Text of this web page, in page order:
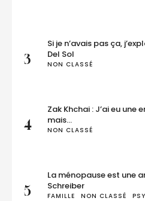
3
Si je n’avais pas ça,
Del Sol
NON CLASSÉ
4
Zak Khchai : J’ai eu une
mais…
NON CLASSÉ
5
La ménopause est une
Schreiber
FAMILLE NON CLASSÉ